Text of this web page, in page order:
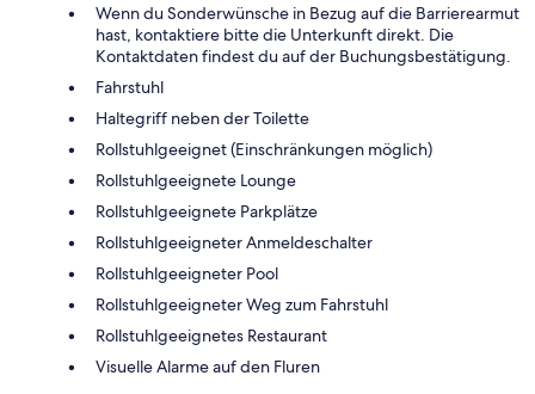
Wenn du Sonderwünsche in Bezug auf die Barrierearmut
hast, kontaktiere bitte die Unterkunft direkt. Die
Kontaktdaten findest du auf der Buchungsbestätigung.
Fahrstuhl
Haltegriff neben der Toilette
Rollstuhlgeeignet (Einschränkungen möglich)
Rollstuhlgeeignete Lounge
Rollstuhlgeeignete Parkplätze
Rollstuhlgeeigneter Anmeldeschalter
Rollstuhlgeeigneter Pool
Rollstuhlgeeigneter Weg zum Fahrstuhl
Rollstuhlgeeignetes Restaurant
Visuelle Alarme auf den Fluren